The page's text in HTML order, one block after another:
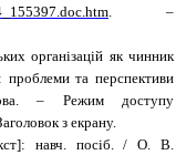
. –
організацій як чинник
проблеми та перспективи
– Режим доступу
з екрану.
навч. посіб. / О. В.